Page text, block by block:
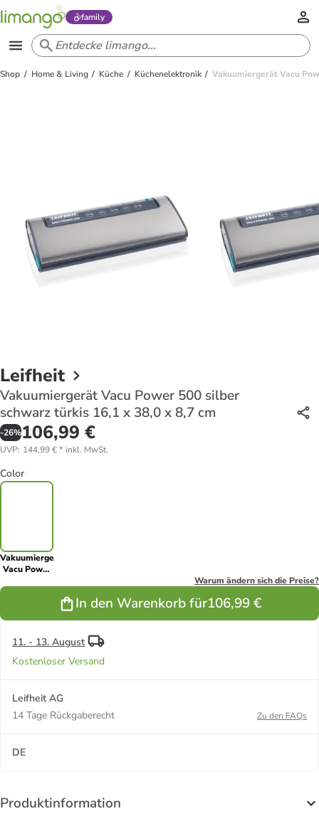
family
Shop Home & Living Küche Küchenelektronik Vakuumiergerät Vacu
Leifheit
Vakuumiergerät Vacu Power 500 silber
schwarz türkis 16,1 x 38,0 x 8,7 cm
-26%106,99 €
UVP: 144,99 €* inkl. MwSt.
Color
Vakuumiergerät
Vacu Power
38,0 x 8,7 cm
Warum ändern sich die Preise?
In den Warenkorb für106,99 €
11. - 13. August
Kostenloser Versand
Leifheit AG
14 Tage Rückgaberecht
Zu den FAQs
DE
Produktinformation